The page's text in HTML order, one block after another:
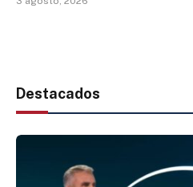
Destacados